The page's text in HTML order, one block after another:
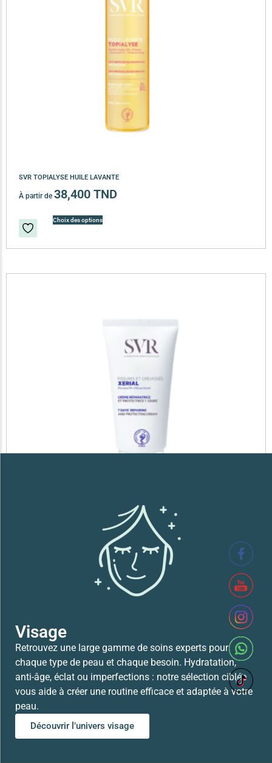
SVR XERIAL FISSURES ET CREVASSES
SVR TOPIALYSE HUILE LAVANTE
À partir de 38,400 TND
Choix des options
Visage
Retrouvez une large gamme de soins experts pour
chaque type de peau et chaque besoin. Hydratation,
anti-âge, éclat ou imperfections : notre sélection ciblée
vous aide à créer une routine efficace et adaptée à votre
peau.
Découvrir l’univers visage